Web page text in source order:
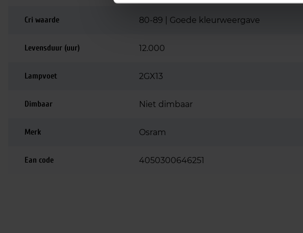
Cri waarde 80-89 | Goede kleurweergave
Levensduur (uur) 12.000
Lampvoet 2GX13
Dimbaar Niet dimbaar
Merk Osram
Ean code 4050300646251